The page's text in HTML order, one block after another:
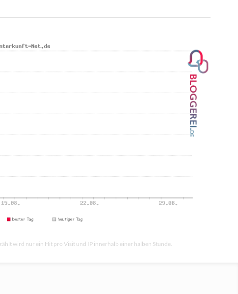
wird nur ein Hit pro Visit und IP innerhalb einer halben Stunde.